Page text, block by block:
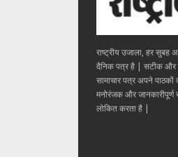
राष्ट्रीय उजाला, हर सुबह
दैनिक पत्र है | सटीक और
सामाचार पत्र अपने
मनोरंजक और
लोकित करता है |